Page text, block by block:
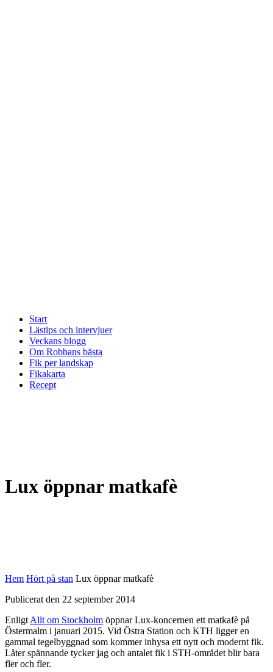
Start
Lästips och intervjuer
Veckans blogg
Om Robbans bästa
Fik per landskap
Fikakarta
Recept
Lux öppnar matkafè
Hem Hört på stan Lux öppnar matkafè
Publicerat den 22 september 2014
Enligt Allt om Stockholm öppnar Lux-koncernen ett matkafè på
Östermalm i januari 2015. Vid Östra Station och KTH ligger en
gammal tegelbyggnad som kommer inhysa ett nytt och modernt fik.
Låter spännande tycker jag och antalet fik i STH-området blir bara
fler och fler.